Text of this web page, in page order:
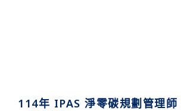
114年 IPAS 淨零碳規劃管理師